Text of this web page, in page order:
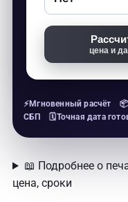
цена и
📖 Подробнее о
цена, сроки